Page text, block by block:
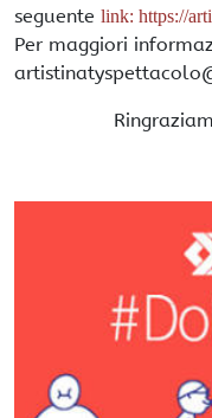
seguente link: https://
Per maggiori